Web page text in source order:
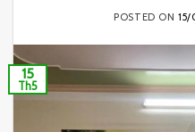
POSTED ON
15
Th5